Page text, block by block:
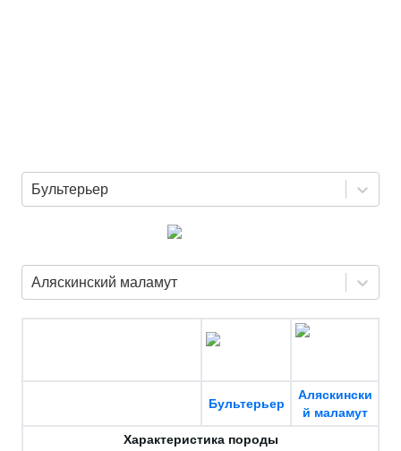
Бультерьер
Аляскинский маламут
Бультерьер
Аляскински
й маламут
Характеристика породы